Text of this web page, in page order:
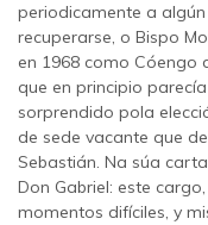
periodicamente a
recuperarse, o Bispo
en 1968 como Cóengo
que en principio
sorprendido pola
de sede vacante que
Sebastián. Na súa
Don Gabriel: este
momentos difíciles, y